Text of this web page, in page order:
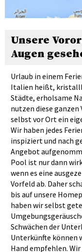
Unsere
Augen
Urlaub in einem
Italien heißt,
Städte, erholsame
nutzen diese ganzen
selbst vor Ort ein
Wir haben jedes
inspiziert und nach
Angebot
Pool ist nur dann
wenn es eine
Vorfeld ab. Daher
bis auf unsere
haben wir selbst
Schwächen der
Unterkünfte können
Hand empfehlen.